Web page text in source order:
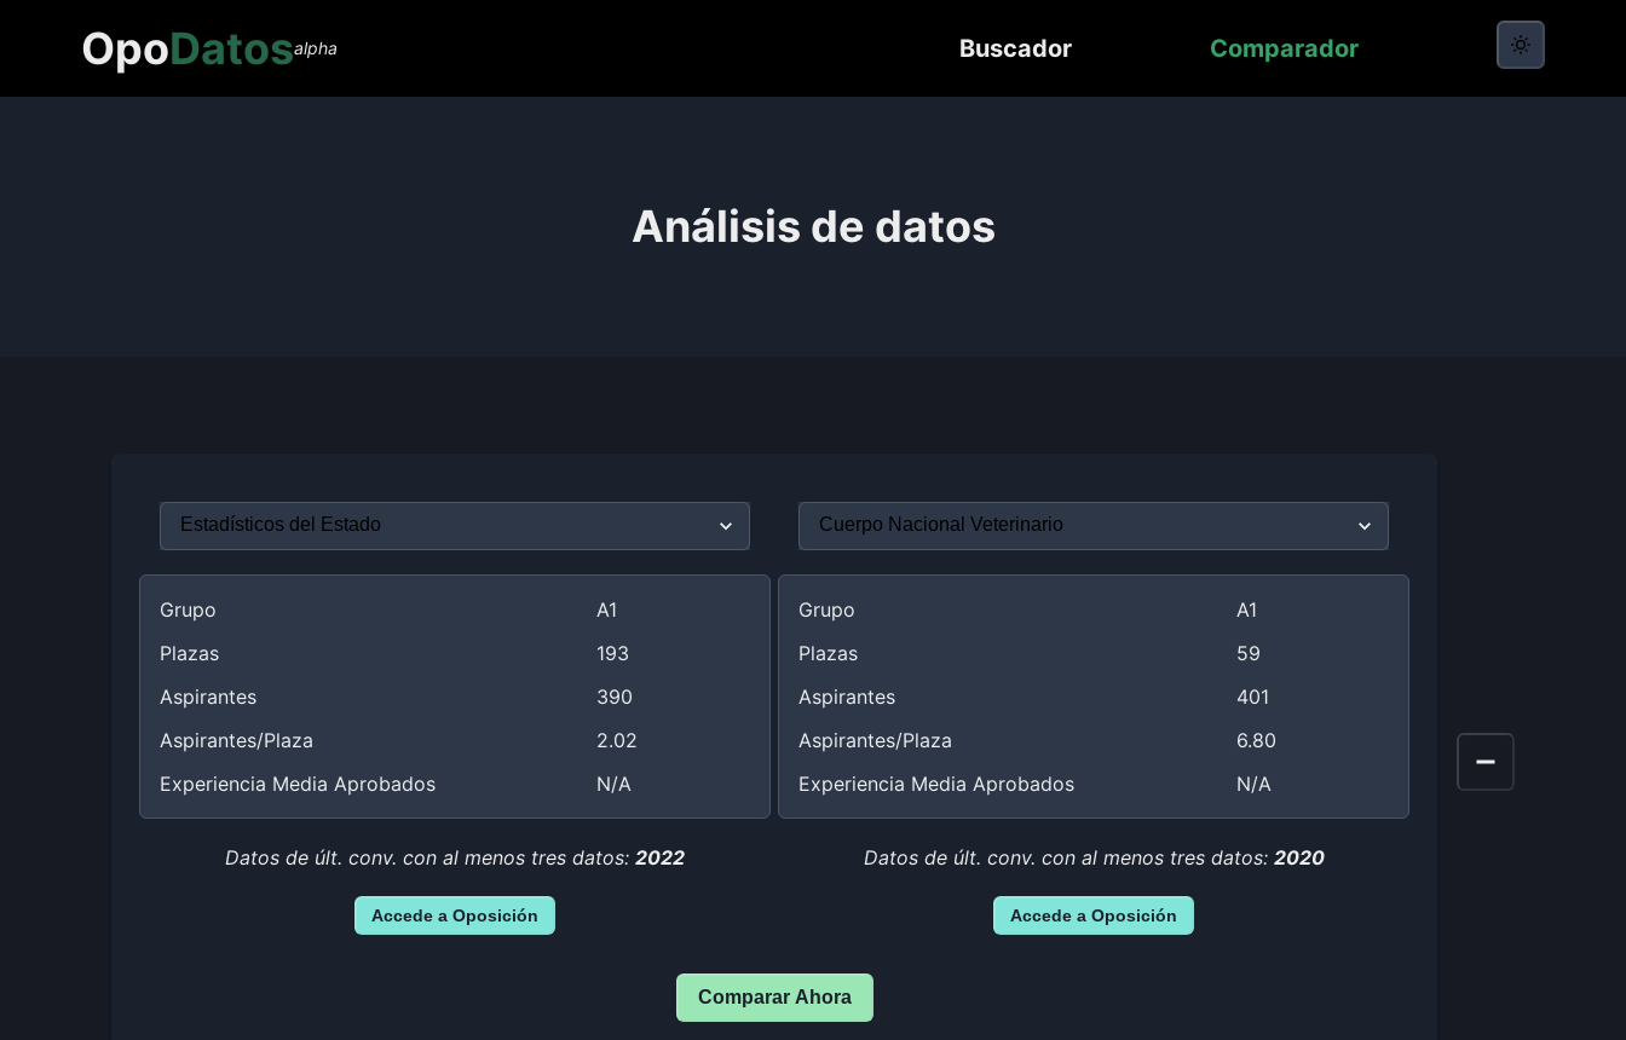
OpoDatosalpha Buscador Comparador
Análisis de datos
Grupo
A1
Plazas
193
Aspirantes
390
Aspirantes/Plaza
2.02
Experiencia Media Aprobados
N/A
Datos de últ. conv. con al menos tres datos: 2022
Accede a Oposición
Grupo
A1
Plazas
59
Aspirantes
401
Aspirantes/Plaza
6.80
Experiencia Media Aprobados
N/A
Datos de últ. conv. con al menos tres datos: 2020
Accede a Oposición
Comparar Ahora